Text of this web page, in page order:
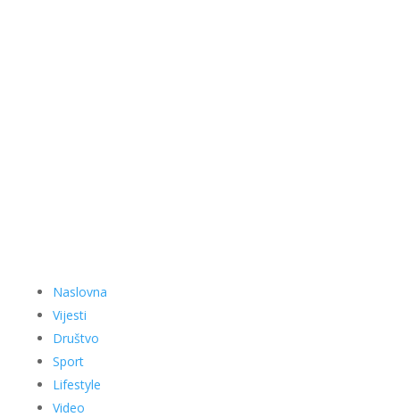
Naslovna
Vijesti
Društvo
Sport
Lifestyle
Video